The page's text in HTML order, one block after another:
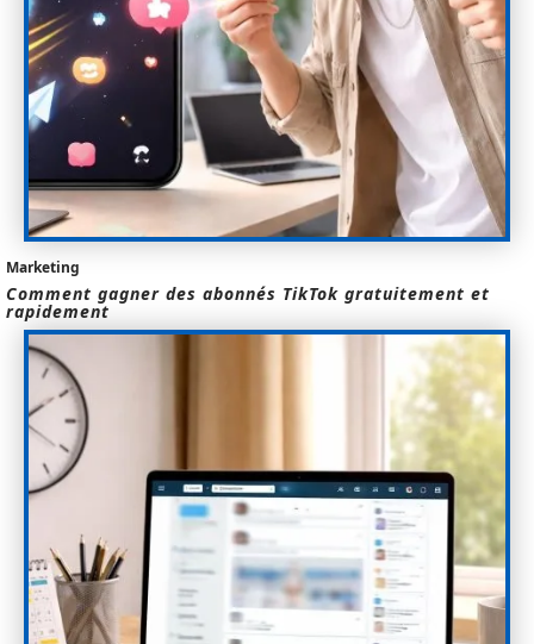
Marketing
Comment gagner des abonnés TikTok gratuitement et
rapidement